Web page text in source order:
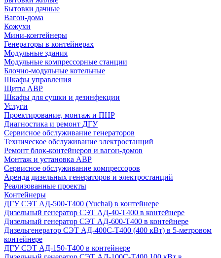
Бытовки дачные
Вагон-дома
Кожухи
Мини-контейнеры
Генераторы в контейнерах
Модульные здания
Модульные компрессорные станции
Блочно-модульные котельные
Шкафы управления
Щиты АВР
Шкафы для сушки и дезинфекции
Услуги
Проектирование, монтаж и ПНР
Диагностика и ремонт ДГУ
Сервисное обслуживание генераторов
Техническое обслуживание электростанций
Ремонт блок-контейнеров и вагон-домов
Монтаж и установка АВР
Сервисное обслуживание компрессоров
Аренда дизельных генераторов и электростанций
Реализованные проекты
Контейнеры
ДГУ СЭТ АД-500-Т400 (Yuchai) в контейнере
Дизельный генератор СЭТ АД-40-Т400 в контейнере
Дизельный генератор СЭТ АД-600-Т400 в контейнере
Дизельгенератор СЭТ АД-400С-Т400 (400 кВт) в 5-метровом
контейнере
ДГУ СЭТ АД-150-Т400 в контейнере